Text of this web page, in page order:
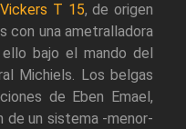
Vickers T 15, de origen
con una ametralladora
bajo el mando del
Michiels. Los belgas
de Eben Emael,
de un sistema -menor-